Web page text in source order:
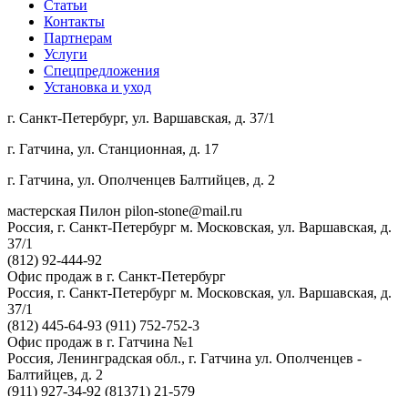
Статьи
Контакты
Партнерам
Услуги
Спецпредложения
Установка и уход
г. Санкт-Петербург, ул. Варшавская, д. 37/1
г. Гатчина, ул. Станционная, д. 17
г. Гатчина, ул. Ополченцев Балтийцев, д. 2
мастерская Пилон pilon-stone@mail.ru
Россия, г. Санкт-Петербург м. Московская, ул. Варшавская, д.
37/1
(812) 92-444-92
Офис продаж в г. Санкт-Петербург
Россия, г. Санкт-Петербург м. Московская, ул. Варшавская, д.
37/1
(812) 445-64-93 (911) 752-752-3
Офис продаж в г. Гатчина №1
Россия, Ленинградская обл., г. Гатчина ул. Ополченцев -
Балтийцев, д. 2
(911) 927-34-92 (81371) 21-579